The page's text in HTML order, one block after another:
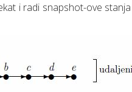
i radi snapshot-ove